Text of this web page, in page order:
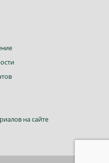
Откроется
вОткроется
Откроется
на сайтеОткроется
вкладке